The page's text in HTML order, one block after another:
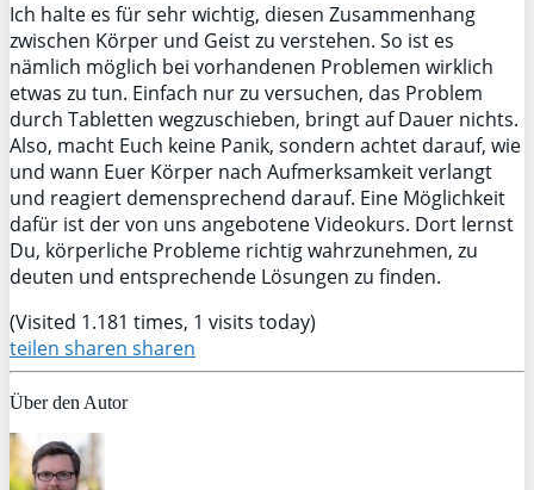
Ich halte es für sehr wichtig, diesen Zusammenhang
zwischen Körper und Geist zu verstehen. So ist es
nämlich möglich bei vorhandenen Problemen wirklich
etwas zu tun. Einfach nur zu versuchen, das Problem
durch Tabletten wegzuschieben, bringt auf Dauer nichts.
Also, macht Euch keine Panik, sondern achtet darauf, wie
und wann Euer Körper nach Aufmerksamkeit verlangt
und reagiert demensprechend darauf. Eine Möglichkeit
dafür ist der von uns angebotene Videokurs. Dort lernst
Du, körperliche Probleme richtig wahrzunehmen, zu
deuten und entsprechende Lösungen zu finden.
(Visited 1.181 times, 1 visits today)
teilen sharen sharen
Über den Autor